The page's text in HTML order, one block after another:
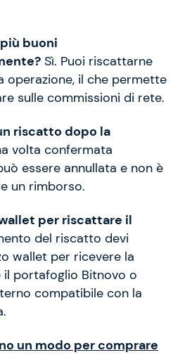
buoni
Sì. Puoi riscattarne
operazione, il che permette
sulle commissioni di rete.
riscatto dopo la
volta confermata
essere annullata e non è
un rimborso.
per riscattare il
del riscatto devi
wallet per ricevere la
il portafoglio Bitnovo o
compatibile con la
un modo per comprare